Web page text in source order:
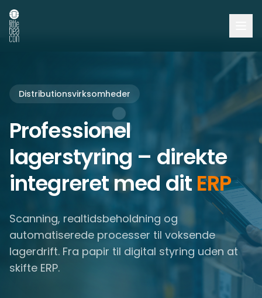
Distributionsvirksomheder
Professionel
lagerstyring – direkte
integreret med ditERP
Scanning, realtidsbeholdning og
automatiserede processer til voksende
lagerdrift. Fra papir til digital styring uden at
skifte ERP.